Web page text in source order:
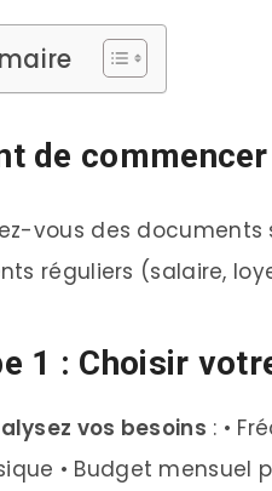
de
vous des documents
réguliers (salaire,
1 : Choisir
vos besoins : •
• Budget mensuel